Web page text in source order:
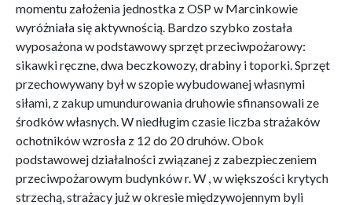
momentu założenia jednostka z OSP w Marcinkowie
wyróżniała się aktywnością. Bardzo szybko została
wyposażona w podstawowy sprzęt przeciwpożarowy:
sikawki ręczne, dwa beczkowozy, drabiny i toporki. Sprzęt
przechowywany był w szopie wybudowanej własnymi
siłami, z zakup umundurowania druhowie sfinansowali ze
środków własnych. W niedługim czasie liczba strażaków
ochotników wzrosła z 12 do 20 druhów. Obok
podstawowej działalności związanej z zabezpieczeniem
przeciwpożarowym budynków r. W , w większości krytych
strzechą, strażacy już w okresie międzywojennym byli